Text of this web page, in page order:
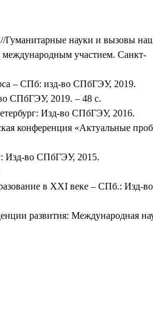
Гуманитарные науки и вызовы
международным участием. Санкт-
– СПб: изд-во СПбГЭУ, 2019.
СПбГЭУ, 2019. – 48 с.
Изд-во СПбГЭУ, 2016.
конференция «Актуальные
Изд-во СПбГЭУ, 2015.
в XXI веке – СПб.: Изд-во
развития: Международная